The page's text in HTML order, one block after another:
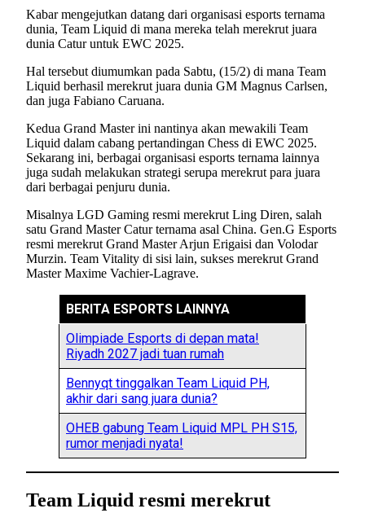
Kabar mengejutkan datang dari organisasi esports ternama
dunia, Team Liquid di mana mereka telah merekrut juara
dunia Catur untuk EWC 2025.
Hal tersebut diumumkan pada Sabtu, (15/2) di mana Team
Liquid berhasil merekrut juara dunia GM Magnus Carlsen,
dan juga Fabiano Caruana.
Kedua Grand Master ini nantinya akan mewakili Team
Liquid dalam cabang pertandingan Chess di EWC 2025.
Sekarang ini, berbagai organisasi esports ternama lainnya
juga sudah melakukan strategi serupa merekrut para juara
dari berbagai penjuru dunia.
Misalnya LGD Gaming resmi merekrut Ling Diren, salah
satu Grand Master Catur ternama asal China. Gen.G Esports
resmi merekrut Grand Master Arjun Erigaisi dan Volodar
Murzin. Team Vitality di sisi lain, sukses merekrut Grand
Master Maxime Vachier-Lagrave.
BERITA ESPORTS LAINNYA
Olimpiade Esports di depan mata!
Riyadh 2027 jadi tuan rumah
Bennyqt tinggalkan Team Liquid PH,
akhir dari sang juara dunia?
OHEB gabung Team Liquid MPL PH S15,
rumor menjadi nyata!
Team Liquid resmi merekrut